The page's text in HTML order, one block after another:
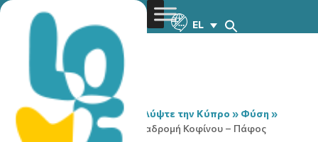
EL
You are here:Home» Ανακαλύψτε την Κύπρο » Φύση»
Ποδηλασία
» Ποδηλατική Διαδρομή Κοφίνου – Πάφος